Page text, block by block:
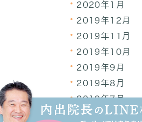
2020年1月
2019年12月
2019年11月
2019年10月
2019年9月
2019年8月
2019年7月
2019年6月